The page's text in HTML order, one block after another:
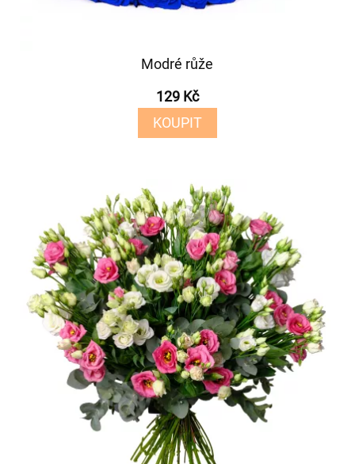
Modré růže
129 Kč
KOUPIT